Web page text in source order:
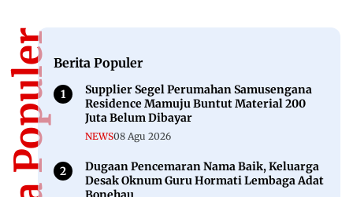
Berita Populer
Supplier Segel Perumahan Samusengana
Residence Mamuju Buntut Material 200
Juta Belum Dibayar
NEWS08 Agu 2026
Dugaan Pencemaran Nama Baik, Keluarga
Desak Oknum Guru Hormati Lembaga Adat